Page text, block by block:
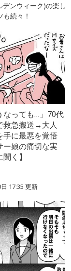
ンウィーク)の楽し
続々！
なっても…」70代
救急搬送→大人
手に最悪を覚悟
ー娘の痛切な実
く】
17:35 更新